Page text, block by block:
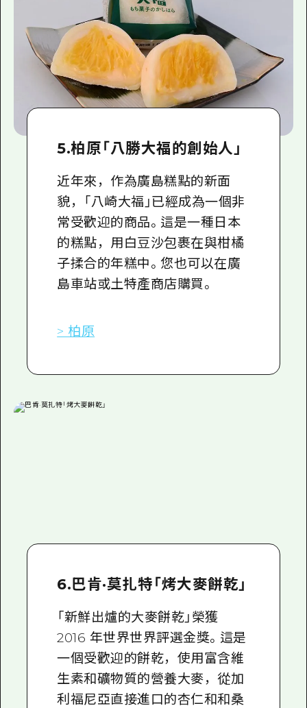
5.柏原「八勝大福的創始人」
近年來，作為廣島糕點的新面
貌，「八崎大福」已經成為一個非
常受歡迎的商品。這是一種日本
的糕點，用白豆沙包裹在與柑橘
子揉合的年糕中。您也可以在廣
島車站或土特產商店購買。
> 柏原
6.巴肯·莫扎特「烤大麥餅乾」
「新鮮出爐的大麥餅乾」榮獲
2016 年世界世界評選金獎。這是
一個受歡迎的餅乾，使用富含維
生素和礦物質的營養大麥，從加
利福尼亞直接進口的杏仁和和桑